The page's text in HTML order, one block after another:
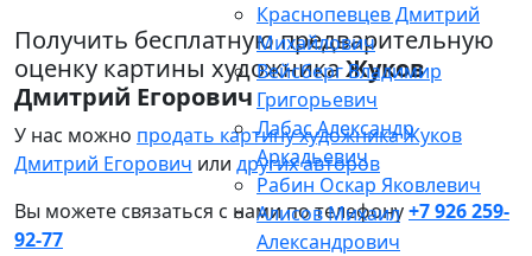
Краснопевцев Дмитрий
Михайлович
Вейсберг Владимир
Григорьевич
Лабас Александр
Аркадьевич
Рабин Оскар Яковлевич
Алисов Михаил
Александрович
Получить бесплатную предварительную
оценку картины художникаЖуков
Дмитрий Егорович
У нас можно продать картину художника Жуков
Дмитрий Егорович или других авторов
Вы можете связаться с нами по телефону+7 926 259-
92-77